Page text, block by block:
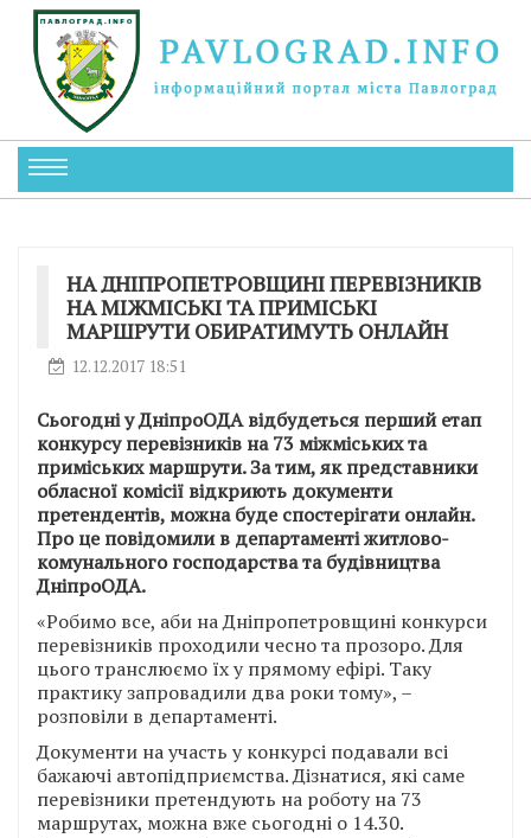
НА ДНІПРОПЕТРОВЩИНІ ПЕРЕВІЗНИКІВ
НА МІЖМІСЬКІ ТА ПРИМІСЬКІ
МАРШРУТИ ОБИРАТИМУТЬ ОНЛАЙН
12.12.2017 18:51
Сьогодні у ДніпроОДА відбудеться перший етап
конкурсу перевізників на 73 міжміських та
приміських маршрути. За тим, як представники
обласної комісії відкриють документи
претендентів, можна буде спостерігати онлайн.
Про це повідомили в департаменті житлово-
комунального господарства та будівництва
ДніпроОДА.
«Робимо все, аби на Дніпропетровщині конкурси
перевізників проходили чесно та прозоро. Для
цього транслюємо їх у прямому ефірі. Таку
практику запровадили два роки тому», –
розповіли в департаменті.
Документи на участь у конкурсі подавали всі
бажаючі автопідприємства. Дізнатися, які саме
перевізники претендують на роботу на 73
маршрутах, можна вже сьогодні о 14.30.